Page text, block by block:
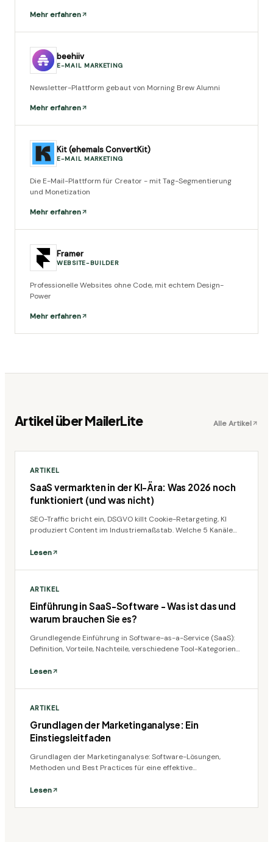
Mehr erfahren
beehiiv
E-MAIL MARKETING
Newsletter-Plattform gebaut von Morning Brew Alumni
Mehr erfahren
Kit (ehemals ConvertKit)
E-MAIL MARKETING
Die E-Mail-Plattform für Creator - mit Tag-Segmentierung
und Monetization
Mehr erfahren
Framer
WEBSITE-BUILDER
Professionelle Websites ohne Code, mit echtem Design-
Power
Mehr erfahren
Artikel überMailerLite Alle Artikel
ARTIKEL
SaaS vermarkten in der KI-Ära: Was 2026 noch
funktioniert (und was nicht)
SEO-Traffic bricht ein, DSGVO killt Cookie-Retargeting, KI
produziert Content im Industriemaßstab. Welche 5 Kanäle
funktionieren.
Lesen
ARTIKEL
Einführung in SaaS-Software - Was ist das und
warum brauchen Sie es?
Grundlegende Einführung in Software-as-a-Service (SaaS):
Definition, Vorteile, Nachteile, verschiedene Tool-Kategorien
Lesen
ARTIKEL
Grundlagen der Marketinganalyse: Ein
Einstiegsleitfaden
Grundlagen der Marketinganalyse: Software-Lösungen,
Methoden und Best Practices für eine effektive
Lesen